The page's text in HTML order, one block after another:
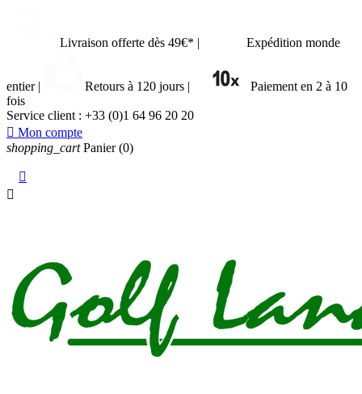
Livraison offerte dès 49€* | Expédition monde
entier | Retours à 120 jours |
Paiement en 2 à 10
fois
Service client : +33 (0)1 64 96 20 20
 Mon compte
shopping_cart Panier (0)

